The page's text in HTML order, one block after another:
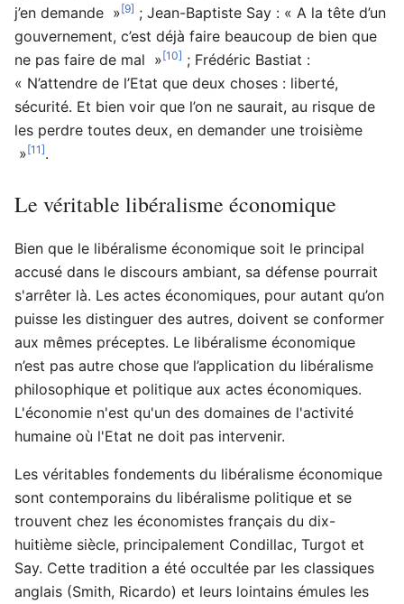
j’en demande »[9] ; Jean-Baptiste Say : « A la tête d’un
gouvernement, c’est déjà faire beaucoup de bien que
ne pas faire de mal »[10] ; Frédéric Bastiat :
« N’attendre de l’Etat que deux choses : liberté,
sécurité. Et bien voir que l’on ne saurait, au risque de
les perdre toutes deux, en demander une troisième
»[11].
Le véritable libéralisme économique
Bien que le libéralisme économique soit le principal
accusé dans le discours ambiant, sa défense pourrait
s'arrêter là. Les actes économiques, pour autant qu’on
puisse les distinguer des autres, doivent se conformer
aux mêmes préceptes. Le libéralisme économique
n’est pas autre chose que l’application du libéralisme
philosophique et politique aux actes économiques.
L'économie n'est qu'un des domaines de l'activité
humaine où l'Etat ne doit pas intervenir.
Les véritables fondements du libéralisme économique
sont contemporains du libéralisme politique et se
trouvent chez les économistes français du dix-
huitième siècle, principalement Condillac, Turgot et
Say. Cette tradition a été occultée par les classiques
anglais (Smith, Ricardo) et leurs lointains émules les